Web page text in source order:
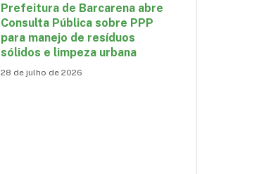
Prefeitura de Barcarena abre
Consulta Pública sobre PPP
para manejo de resíduos
sólidos e limpeza urbana
28 de julho de 2026